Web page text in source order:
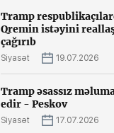
Tramp
Qremin istəyini
çağırıb
Siyasət 19.07.2026
Tramp əsassız
edir - Peskov
Siyasət 17.07.2026